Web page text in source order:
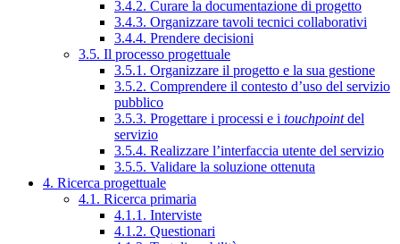
3.4.2. Curare la documentazione di progetto
3.4.3. Organizzare tavoli tecnici collaborativi
3.4.4. Prendere decisioni
3.5. Il processo progettuale
3.5.1. Organizzare il progetto e la sua gestione
3.5.2. Comprendere il contesto d’uso del servizio
pubblico
3.5.3. Progettare i processi e i touchpointdel
servizio
3.5.4. Realizzare l’interfaccia utente del servizio
3.5.5. Validare la soluzione ottenuta
4. Ricerca progettuale
4.1. Ricerca primaria
4.1.1. Interviste
4.1.2. Questionari